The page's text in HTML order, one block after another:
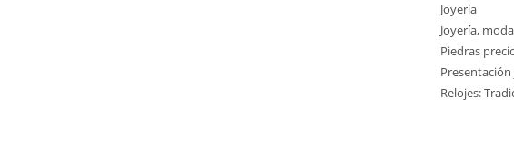
Joyería
Joyería,
Piedras
Presentación
Relojes: